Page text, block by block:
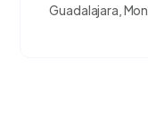
Guadalajara,